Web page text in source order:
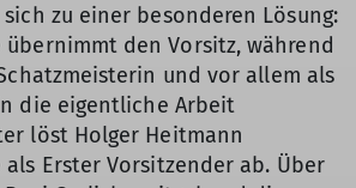
zu einer besonderen Lösung:
übernimmt den Vorsitz, während
und vor allem als
die eigentliche Arbeit
löst Holger Heitmann
Erster Vorsitzender ab. Über